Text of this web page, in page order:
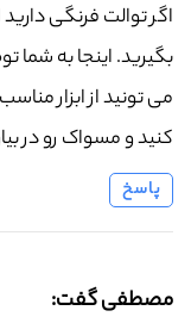
اگر توالت فرنگی
بگیرید. اینجا به
می تونید از ابزار
کنید و مسواک رو در
پاسخ
مصطفی گفت: